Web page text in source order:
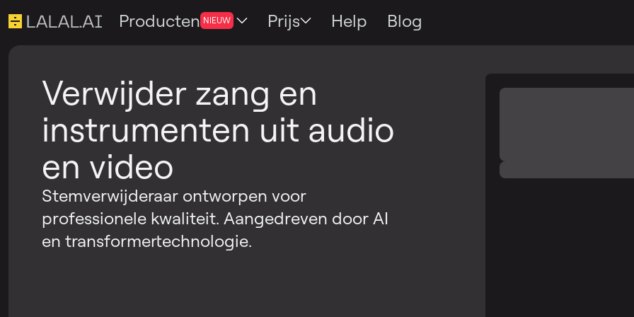
Producten NIEUW Prijs Help Blog
Verwijder zang en
instrumenten uit audio
en video
Stemverwijderaar ontworpen voor
professionele kwaliteit. Aangedreven door AI
en transformertechnologie.